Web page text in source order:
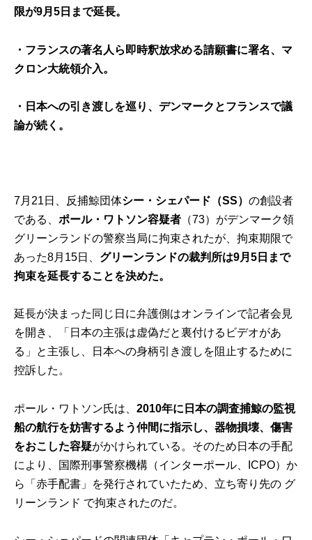
限が9月5日まで延長。
・フランスの著名人ら即時釈放求める請願書に署名、マ
クロン大統領介入。
・日本への引き渡しを巡り、デンマークとフランスで議
論が続く。
7月21日、反捕鯨団体シー・シェパード（SS）の創設者
である、ポール・ワトソン容疑者 （73）がデンマーク領
グリーンランドの警察当局に拘束されたが、拘束期限で
あった8月15日、 グリーンランドの裁判所は9月5日まで
拘束を延長することを決めた。
延長が決まった同じ日に弁護側はオンラインで記者会見
を開き、「日本の主張は虚偽だと裏付けるビデオがあ
る」と主張し、日本への身柄引き渡しを阻止するために
控訴した。
ポール・ワトソン氏は、2010年に日本の調査捕鯨の監視
船の航行を妨害するよう仲間に指示し、器物損壊、傷害
をおこした容疑がかけられている。そのため日本の手配
により、国際刑事警察機構（インターポール、ICPO）か
ら「赤手配書」を発行されていたため、立ち寄り先の グ
リーンランド で拘束されたのだ。